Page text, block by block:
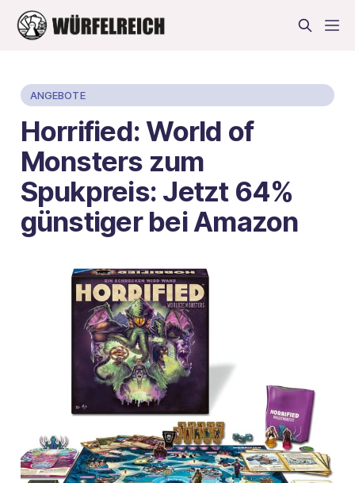
ANGEBOTE
Horrified: World of
Monsters zum
Spukpreis: Jetzt 64%
günstiger bei Amazon